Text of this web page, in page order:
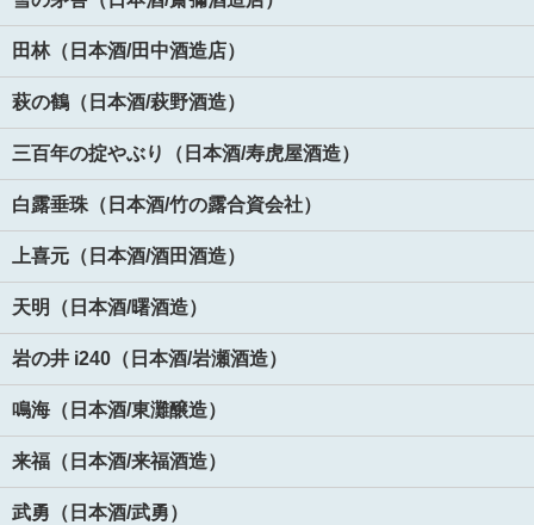
田林（日本酒/田中酒造店）
萩の鶴（日本酒/萩野酒造）
三百年の掟やぶり（日本酒/寿虎屋酒造）
白露垂珠（日本酒/竹の露合資会社）
上喜元（日本酒/酒田酒造）
天明（日本酒/曙酒造）
岩の井 i240（日本酒/岩瀬酒造）
鳴海（日本酒/東灘醸造）
来福（日本酒/来福酒造）
武勇（日本酒/武勇）